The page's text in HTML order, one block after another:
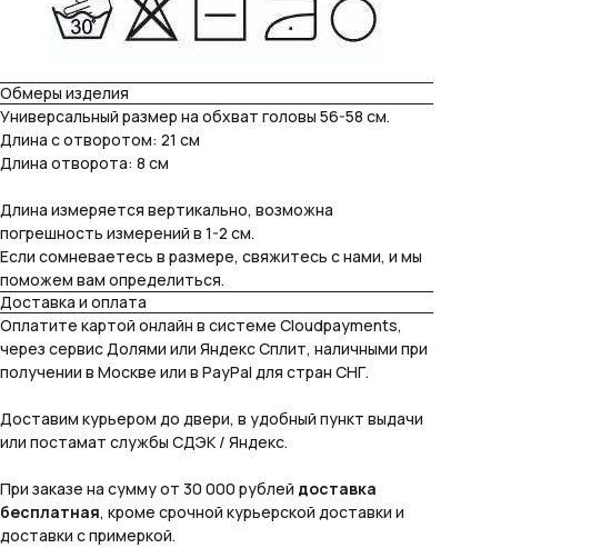
Обмеры изделия
Универсальный размер на обхват головы 56-58 см.
Длина с отворотом: 21 см
Длина отворота: 8 см
Длина измеряется вертикально, возможна
погрешность измерений в 1-2 см.
Если сомневаетесь в размере, свяжитесь с нами, и мы
поможем вам определиться.
Доставка и оплата
Оплатите картой онлайн в системе Cloudpayments,
через сервис Долями или Яндекс Сплит, наличными при
получении в Москве или в PayPal для стран СНГ.
Доставим курьером до двери, в удобный пункт выдачи
или постамат службы СДЭК / Яндекс.
При заказе на сумму от 30 000 рублей доставка
бесплатная, кроме срочной курьерской доставки и
доставки с примеркой.